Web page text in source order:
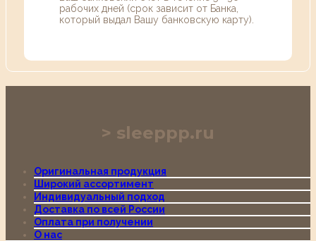
рабочих дней (срок зависит от Банка,
который выдал Вашу банковскую карту).
sleeppp.ru
Оригинальная продукция
Широкий ассортимент
Индивидуальный подход
Доставка по всей России
Оплата при получении
О нас